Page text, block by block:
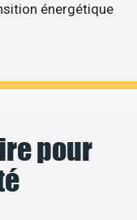
énergétique
pour